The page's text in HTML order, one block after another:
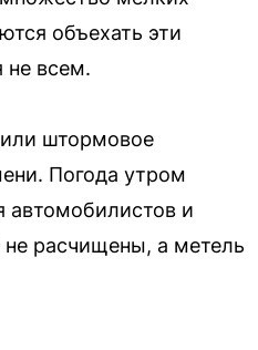
объехать эти
не всем.
штормовое
Погода утром
автомобилистов и
расчищены, а метель